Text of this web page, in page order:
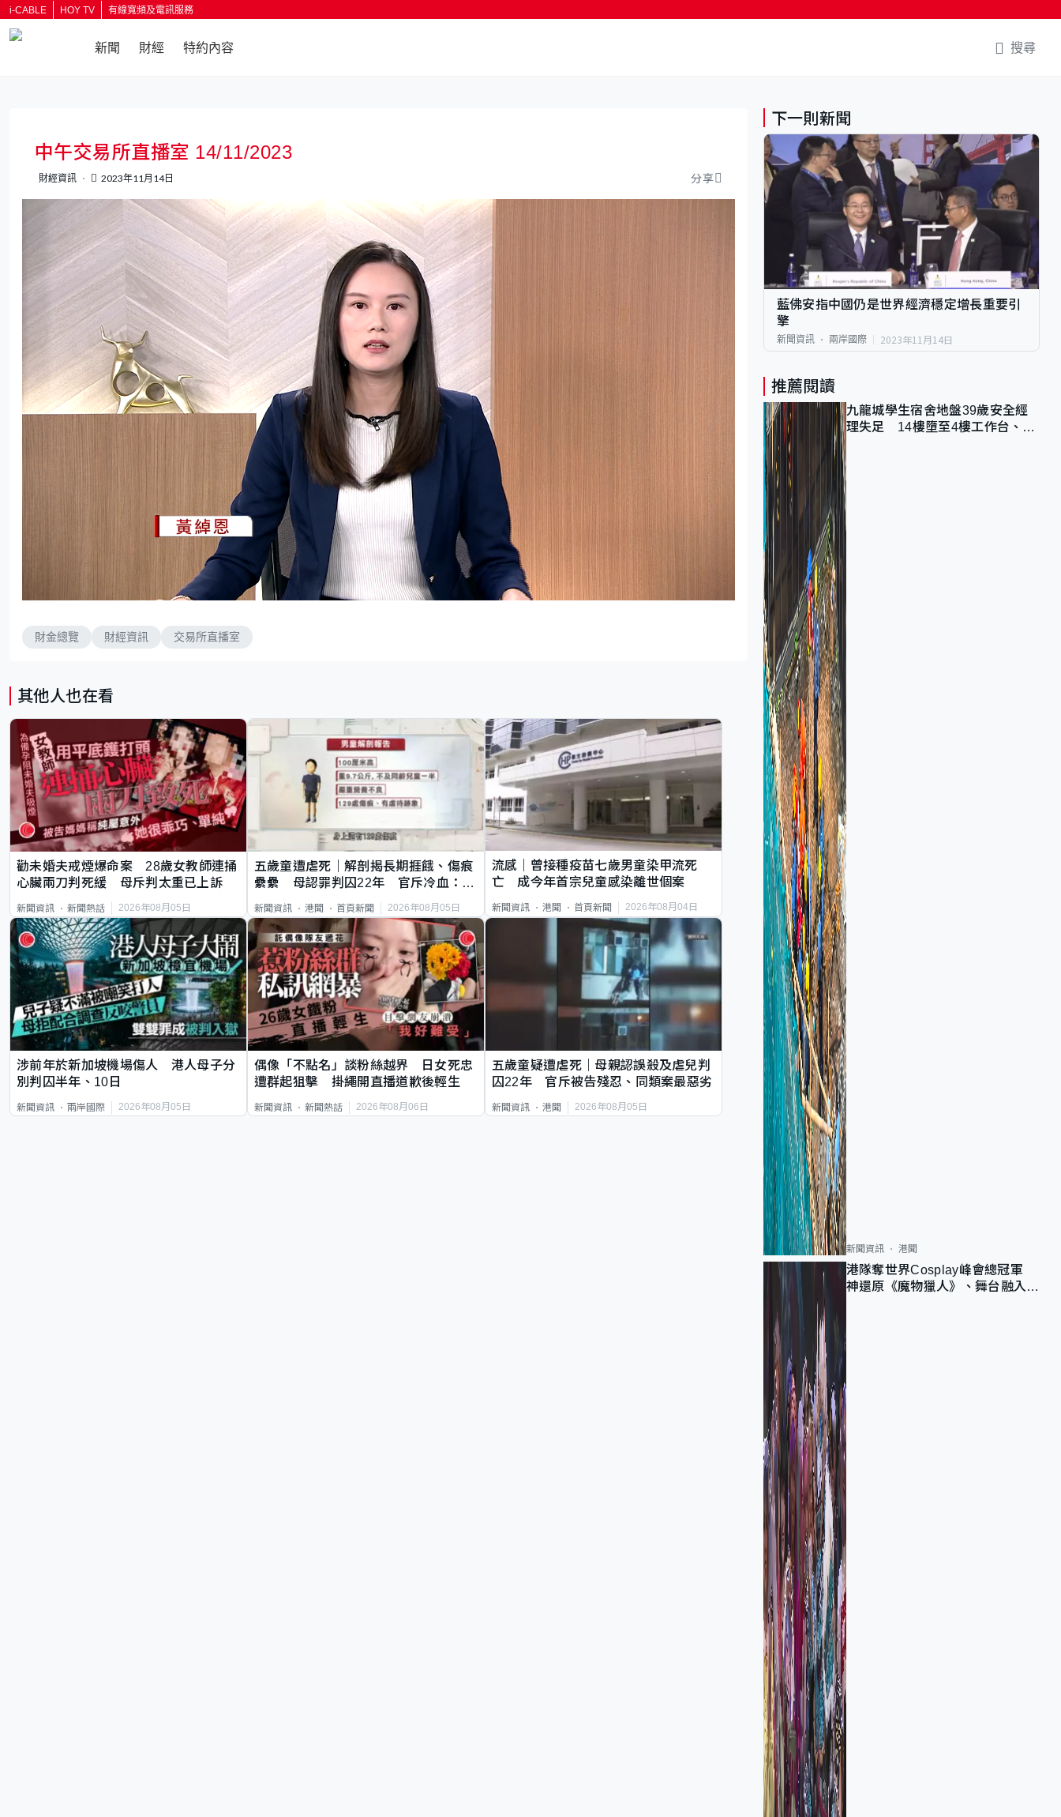
i-CABLE HOY TV 有線寬頻及電訊服務
新聞 財經 特約內容 搜尋
中午交易所直播室 14/11/2023
財經資訊 2023年11月14日 分享
n
e
財金總覽 財經資訊 交易所直播室
其他人也在看
勸未婚夫戒煙爆命案 28歲女教師連捅
心臟兩刀判死緩 母斥判太重已上訴
新聞資訊 新聞熱話 2026年08月05日
五歲童遭虐死｜解剖揭長期捱餓、傷痕
纍纍 母認罪判囚22年 官斥冷血：同
新聞資訊 港聞 首頁新聞 2026年08月05日
流感｜曾接種疫苗七歲男童染甲流死
亡 成今年首宗兒童感染離世個案
新聞資訊 港聞 首頁新聞 2026年08月04日
涉前年於新加坡機場傷人 港人母子分
別判囚半年、10日
新聞資訊 兩岸國際 2026年08月05日
偶像「不點名」談粉絲越界 日女死忠
遭群起狙擊 掛繩開直播道歉後輕生
新聞資訊 新聞熱話 2026年08月06日
五歲童疑遭虐死｜母親認誤殺及虐兒判
囚22年 官斥被告殘忍、同類案最惡劣
新聞資訊 港聞 2026年08月05日
下一則新聞
藍佛安指中國仍是世界經濟穩定增長重要引
擎
新聞資訊 兩岸國際 2023年11月14日
推薦閱讀
九龍城學生宿舍地盤39歲安全經
理失足 14樓墮至4樓工作台、送
新聞資訊 港聞
港隊奪世界Cosplay峰會總冠軍
神還原《魔物獵人》、舞台融入獅